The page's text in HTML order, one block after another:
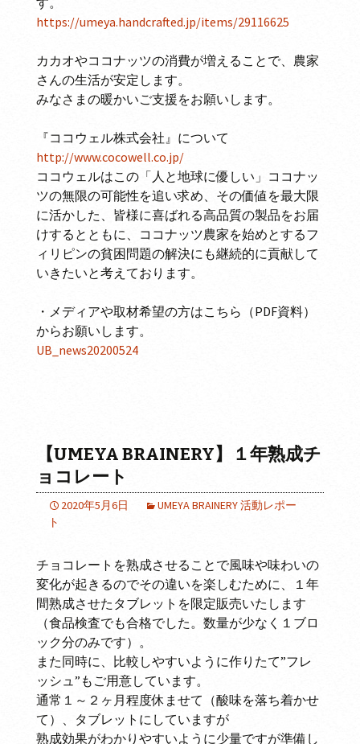
https://umeya.handcrafted.jp/items/29116625
カカオやココナッツの消費が増えることで、農家
さんの生活が安定します。
みなさまの暖かいご支援をお願いします。
『ココウェル株式会社』について
http://www.cocowell.co.jp/
ココウェルはこの「人と地球に優しい」ココナッ
ツの無限の可能性を追い求め、その価値を最大限
に活かした、皆様に喜ばれる高品質の製品をお届
けするとともに、ココナッツ農家を始めとするフ
ィリピンの貧困問題の解決にも継続的に貢献して
いきたいと考えております。
・メディアや取材希望の方はこちら（PDF資料）
からお願いします。
UB_news20200524
【UMEYA BRAINERY】１年熟成チ
ョコレート
2020年5月6日
UMEYA BRAINERY 活動レポー
ト
チョコレートを熟成させることで風味や味わいの
変化が起きるのでその違いを楽しむために、１年
間熟成させたタブレットを限定販売いたします
（食品検査でも合格でした。数量が少なく１ブロ
ック分のみです）。
また同時に、比較しやすいように作りたて”フレ
ッシュ”もご用意しています。
通常１～２ヶ月程度休ませて（酸味を落ち着かせ
て）、タブレットにしていますが
熟成効果がわかりやすいように少量ですが準備し